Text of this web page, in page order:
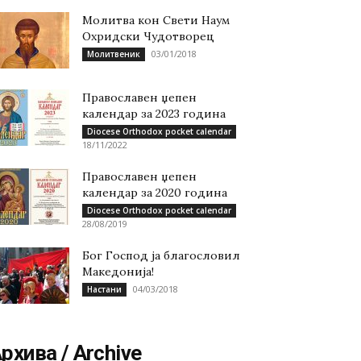
Молитва кон Свети Наум
Охридски Чудотворец
Молитвеник 03/01/2018
Православен џепен
календар за 2023 година
Diocese Orthodox pocket calendar
18/11/2022
Православен џепен
календар за 2020 година
Diocese Orthodox pocket calendar
28/08/2019
Бог Господ ја благословил
Македонија!
Настани 04/03/2018
/ Archive